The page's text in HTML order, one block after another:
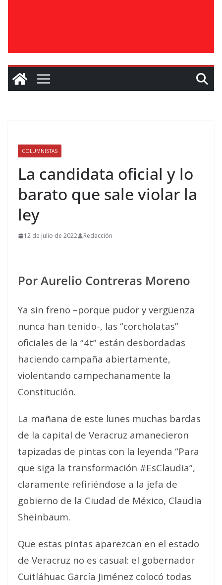
COLUMNISTAS
La candidata oficial y lo
barato que sale violar la
ley
12 de julio de 2022 Redacción
Por Aurelio Contreras Moreno
Ya sin freno –porque pudor y vergüenza
nunca han tenido-, las “corcholatas”
oficiales de la “4t” están desbordadas
haciendo campaña abiertamente,
violentando campechanamente la
Constitución.
La mañana de este lunes muchas bardas
de la capital de Veracruz amanecieron
tapizadas de pintas con la leyenda “Para
que siga la transformación #EsClaudia”,
claramente refiriéndose a la jefa de
gobierno de la Ciudad de México, Claudia
Sheinbaum.
Que estas pintas aparezcan en el estado
de Veracruz no es casual: el gobernador
Cuitláhuac García Jiménez colocó todas